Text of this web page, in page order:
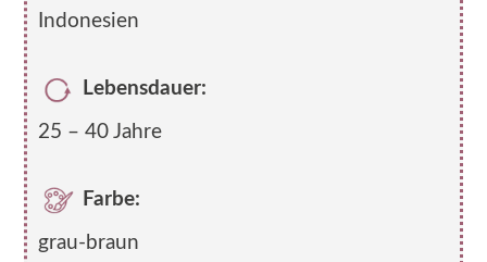
Indonesien
Lebensdauer:
25 – 40 Jahre
Farbe:
grau-braun